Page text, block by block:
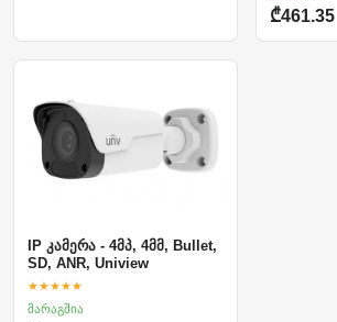
₾461.35
IP კამერა - 4მპ, 4მმ, Bullet,
SD, ANR, Uniview
★★★★★
მარაგშია